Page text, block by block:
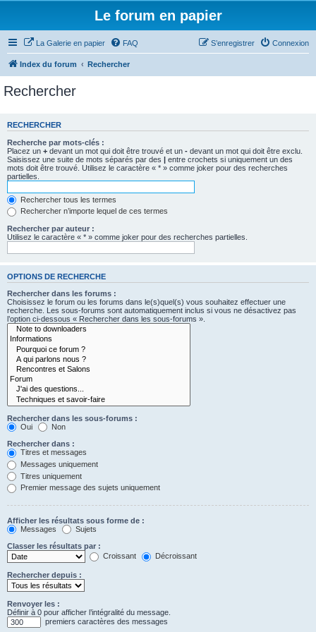
Le forum en papier
La Galerie en papier FAQ Connexion
S’enregistrer
Index du forum Rechercher
Rechercher
RECHERCHER
Recherche par mots-clés :
Placez un + devant un mot qui doit être trouvé et un - devant un mot qui doit être exclu.
Saisissez une suite de mots séparés par des | entre crochets si uniquement un des
mots doit être trouvé. Utilisez le caractère « * » comme joker pour des recherches
partielles.
Rechercher tous les termes
Rechercher n’importe lequel de ces termes
Rechercher par auteur :
Utilisez le caractère « * » comme joker pour des recherches partielles.
OPTIONS DE RECHERCHE
Rechercher dans les forums :
Choisissez le forum ou les forums dans le(s)quel(s) vous souhaitez effectuer une
recherche. Les sous-forums sont automatiquement inclus si vous ne désactivez pas
l’option ci-dessous « Rechercher dans les sous-forums ».
Rechercher dans les sous-forums :
Oui
Non
Rechercher dans :
Titres et messages
Messages uniquement
Titres uniquement
Premier message des sujets uniquement
Afficher les résultats sous forme de :
Messages
Sujets
Classer les résultats par :
Croissant
Décroissant
Rechercher depuis :
Renvoyer les :
Définir à 0 pour afficher l’intégralité du message.
premiers caractères des messages